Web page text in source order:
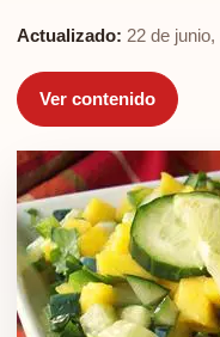
Actualizado: 22 de
Ver contenido